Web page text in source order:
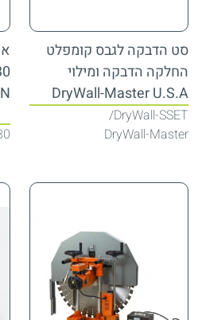
סט הדבקה לגבס קומפלט
החלקה הדבקה ומילוי
DryWall-Master U.S.A
DryWall-SSET
DryWall-Master